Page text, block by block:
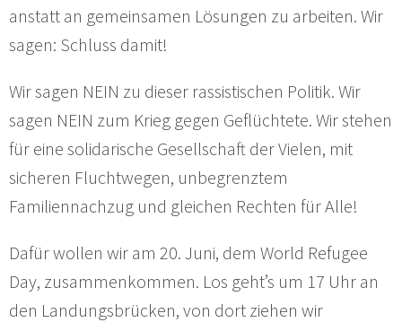
anstatt an gemeinsamen Lösungen zu arbeiten. Wir
sagen: Schluss damit!
Wir sagen NEIN zu dieser rassistischen Politik. Wir
sagen NEIN zum Krieg gegen Geflüchtete. Wir stehen
für eine solidarische Gesellschaft der Vielen, mit
sicheren Fluchtwegen, unbegrenztem
Familiennachzug und gleichen Rechten für Alle!
Dafür wollen wir am 20. Juni, dem World Refugee
Day, zusammenkommen. Los geht’s um 17 Uhr an
den Landungsbrücken, von dort ziehen wir